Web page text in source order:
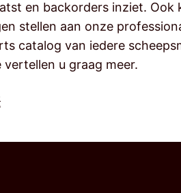
en backorders inziet. Ook
stellen aan onze
catalog van iedere
vertellen u graag meer.